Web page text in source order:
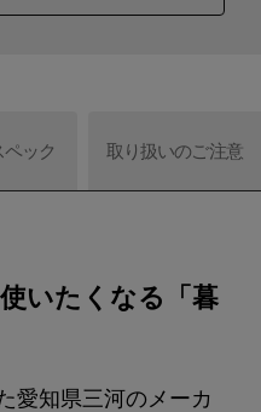
ペック 取り扱いのご注意
いたくなる「暮
愛知県三河のメーカ